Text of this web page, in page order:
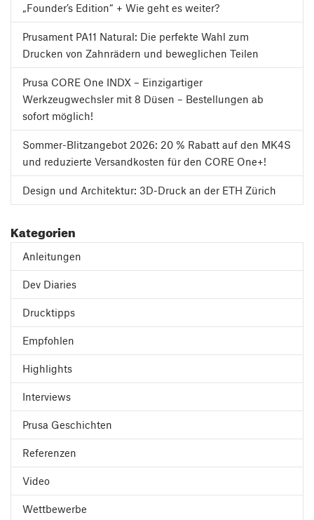
„Founder’s Edition“ + Wie geht es weiter?
Prusament PA11 Natural: Die perfekte Wahl zum
Drucken von Zahnrädern und beweglichen Teilen
Prusa CORE One INDX – Einzigartiger
Werkzeugwechsler mit 8 Düsen – Bestellungen ab
sofort möglich!
Sommer-Blitzangebot 2026: 20 % Rabatt auf den MK4S
und reduzierte Versandkosten für den CORE One+!
Design und Architektur: 3D-Druck an der ETH Zürich
Kategorien
Anleitungen
Dev Diaries
Drucktipps
Empfohlen
Highlights
Interviews
Prusa Geschichten
Referenzen
Video
Wettbewerbe